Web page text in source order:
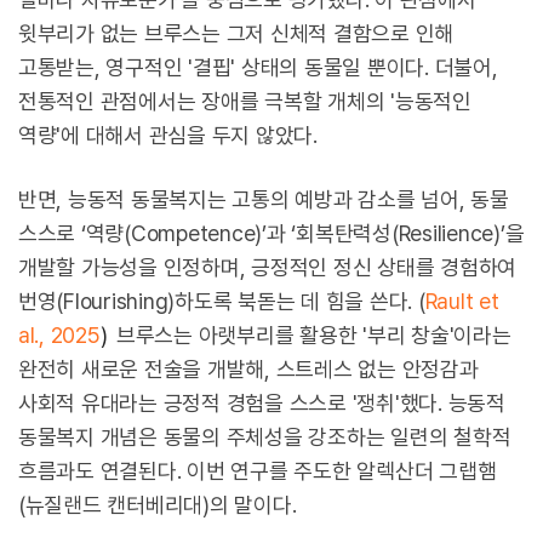
윗부리가 없는 브루스는 그저 신체적 결함으로 인해
고통받는, 영구적인 '결핍' 상태의 동물일 뿐이다. 더불어,
전통적인 관점에서는 장애를 극복할 개체의 '능동적인
역량'에 대해서 관심을 두지 않았다.
반면, 능동적 동물복지는 고통의 예방과 감소를 넘어, 동물
스스로 ‘역량(Competence)’과 ‘회복탄력성(Resilience)’을
개발할 가능성을 인정하며, 긍정적인 정신 상태를 경험하여
번영(Flourishing)하도록 북돋는 데 힘을 쓴다. (Rault et
al., 2025) 브루스는 아랫부리를 활용한 '부리 창술'이라는
완전히 새로운 전술을 개발해, 스트레스 없는 안정감과
사회적 유대라는 긍정적 경험을 스스로 '쟁취'했다. 능동적
동물복지 개념은 동물의 주체성을 강조하는 일련의 철학적
흐름과도 연결된다. 이번 연구를 주도한 알렉산더 그랩햄
(뉴질랜드 캔터베리대)의 말이다.